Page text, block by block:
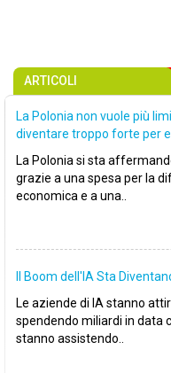
ARTICOLI
La Polonia non vuole più
diventare troppo forte per
La Polonia si sta
grazie a una spesa per la
economica e a una..
Il Boom dell'IA Sta
Le aziende di IA stanno
spendendo miliardi in data
stanno assistendo..